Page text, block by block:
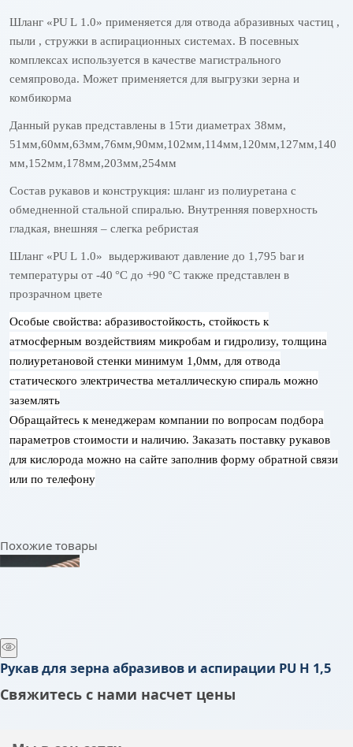
Шланг «PUL 1.0» применяется для отвода абразивных частиц ,
пыли , стружки в аспирационных системах. В посевных
комплексах используется в качестве магистрального
семяпровода. Может применяется для выгрузки зерна и
комбикорма
Данный рукав представлены в 15ти диаметрах 38мм,
51мм,60мм,63мм,76мм,90мм,102мм,114мм,120мм,127мм,140
мм,152мм,178мм,203мм,254мм
Состав рукавов и конструкция: шланг из полиуретана с
обмедненной стальной спиралью. Внутренняя поверхность
гладкая, внешняя – слегка ребристая
Шланг «PUL 1.0» выдерживают давление до 1,795 barи
температуры от -40 °C до +90 °C также представлен в
прозрачном цвете
Особые свойства: абразивостойкость, стойкость к
атмосферным воздействиям микробам и гидролизу, толщина
полиуретановой стенки минимум 1,0мм, для отвода
статического электричества металлическую спираль можно
заземлять
Обращайтесь к менеджерам компании по вопросам подбора
параметров стоимости и наличию. Заказать поставку рукавов
для кислорода можно на сайте заполнив форму обратной связи
или по телефону
Похожие товары
Рукав для зерна абразивов и аспирации PU H 1,5
Свяжитесь с нами насчет цены